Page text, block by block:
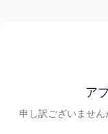
ア
申し訳ございませ